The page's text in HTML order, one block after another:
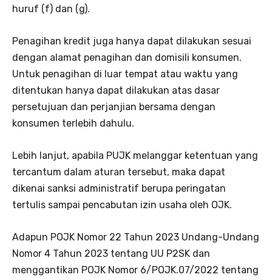
huruf (f) dan (g).
Penagihan kredit juga hanya dapat dilakukan sesuai
dengan alamat penagihan dan domisili konsumen.
Untuk penagihan di luar tempat atau waktu yang
ditentukan hanya dapat dilakukan atas dasar
persetujuan dan perjanjian bersama dengan
konsumen terlebih dahulu.
Lebih lanjut, apabila PUJK melanggar ketentuan yang
tercantum dalam aturan tersebut, maka dapat
dikenai sanksi administratif berupa peringatan
tertulis sampai pencabutan izin usaha oleh OJK.
Adapun POJK Nomor 22 Tahun 2023 Undang-Undang
Nomor 4 Tahun 2023 tentang UU P2SK dan
menggantikan POJK Nomor 6/POJK.07/2022 tentang